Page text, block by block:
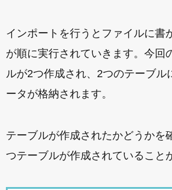
インポートを行うとファイルに書
が順に実行されていきます。今回
ルが2つ作成され、2つのテーブル
ータが格納されます。
テーブルが作成されたかどうかを
つテーブルが作成されていること